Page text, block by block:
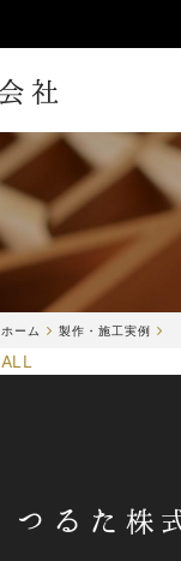
ホーム 製作・施工実例
ALL